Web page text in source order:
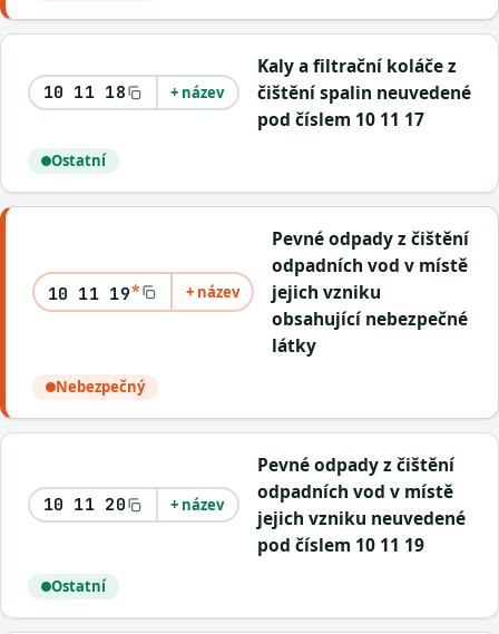
10 11 18 + název
Kaly a filtrační koláče z
čištění spalin neuvedené
pod číslem 10 11 17
Ostatní
10 11 19* + název
Pevné odpady z čištění
odpadních vod v místě
jejich vzniku
obsahující nebezpečné
látky
Nebezpečný
10 11 20 + název
Pevné odpady z čištění
odpadních vod v místě
jejich vzniku neuvedené
pod číslem 10 11 19
Ostatní